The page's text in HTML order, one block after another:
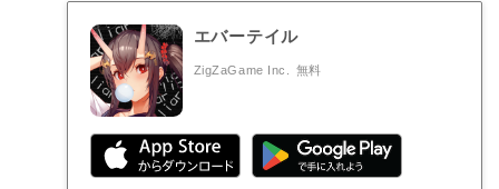
エバーテイル
ZigZaGame Inc. 無料